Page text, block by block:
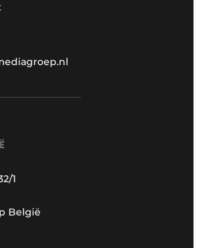
1
België